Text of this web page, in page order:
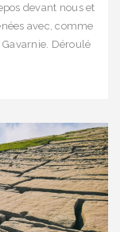
devant nous et
avec, comme
Déroulé